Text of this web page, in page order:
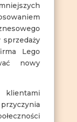
sprzedaży
Lego
nowy
klientami